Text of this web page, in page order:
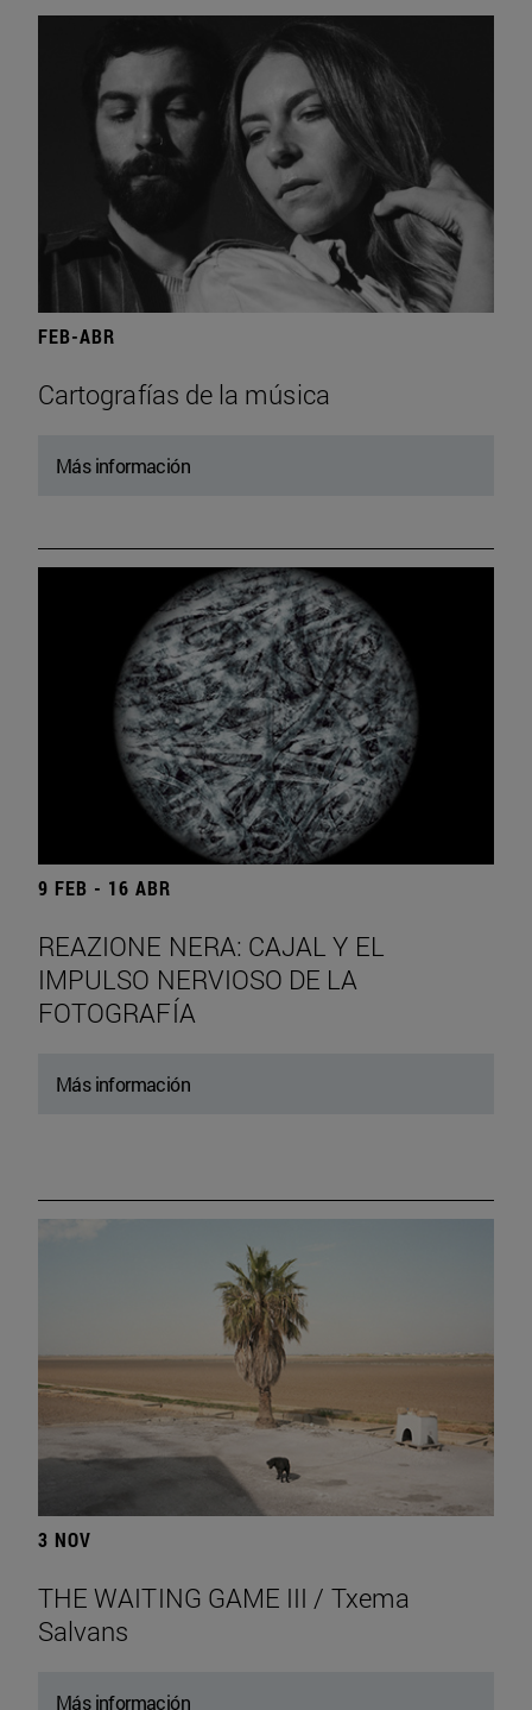
FEB-ABR
Cartografías de la música
Más información
9 FEB - 16 ABR
REAZIONE NERA: CAJAL Y EL
IMPULSO NERVIOSO DE LA
FOTOGRAFÍA
Más información
3 NOV
THE WAITING GAME III / Txema
Salvans
Más información